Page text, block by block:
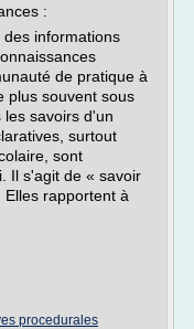
:
informations
de pratique à
plus souvent sous
savoirs d'un
surtout
sont
Il s'agit de « savoir
rapportent à
procedurales